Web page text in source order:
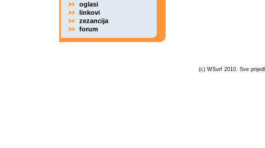
oglasi
linkovi
zezancija
forum
(c) WSurf 2010. Sve